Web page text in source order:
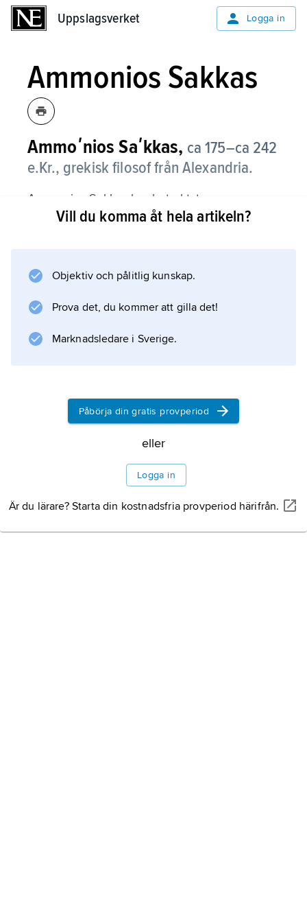
Uppslagsverket Logga in
Ammonios Sakkas
Ammoʹnios Saʹkkas, ca 175–ca 242
e.Kr., grekisk filosof från Alexandria.
Ammonios Sakkas har betraktats som
nyplatonismens grundare. Han efterlämnade
tänkande.
Information om artikeln
Vill du komma åt hela artikeln?
Objektiv och pålitlig kunskap.
Prova det, du kommer att gilla det!
Marknadsledare i Sverige.
Påbörja din gratis provperiod
eller
Logga in
Är du lärare? Starta din kostnadsfria provperiod härifrån.